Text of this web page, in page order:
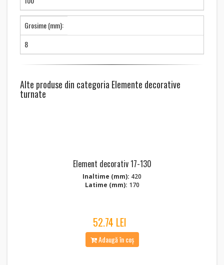
Grosime (mm):
8
Alte produse din categoria Elemente decorative
turnate
Element decorativ 17-130
Inaltime (mm): 420
Latime (mm): 170
52.74 LEI
Adaugă în coș